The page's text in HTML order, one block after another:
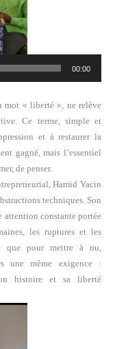
00:00
mot « liberté », ne relève
Ce terme, simple et
et à restaurer la
gagné, mais l’essentiel
de penser.
Hamid Yacin
techniques. Son
attention constante portée
les ruptures et les
que pour mettre à nu,
une même exigence :
histoire et sa liberté